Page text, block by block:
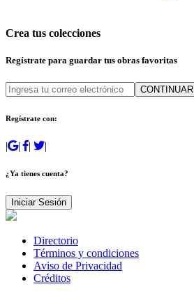
Crea tus colecciones
Regístrate para guardar tus obras favoritas
CONTINUAR
Regístrate con:
| | | |
¿Ya tienes cuenta?
Iniciar Sesión
Directorio
Términos y condiciones
Aviso de Privacidad
Créditos